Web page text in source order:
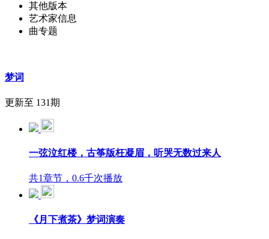
其他版本
艺术家信息
曲专题
梦词
更新至 131期
一弦泣红楼，古筝版枉凝眉，听哭无数过来人
共1章节，0.6千次播放
《月下煮茶》梦词演奏